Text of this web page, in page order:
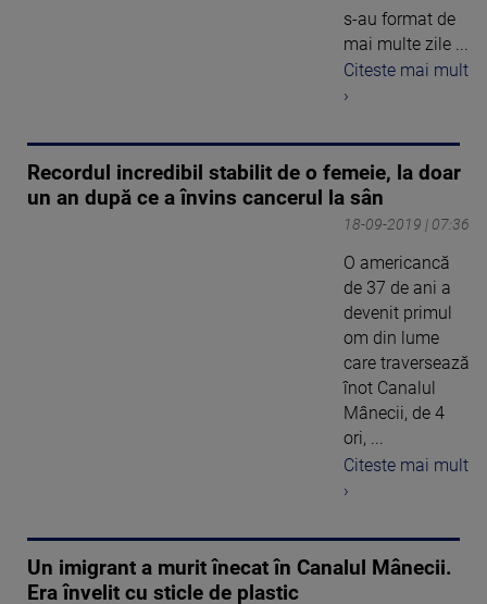
s-au format de
mai multe zile ...
Citeste mai mult
›
Recordul incredibil stabilit de o femeie, la doar
un an după ce a învins cancerul la sân
18-09-2019 | 07:36
O americancă
de 37 de ani a
devenit primul
om din lume
care traversează
înot Canalul
Mânecii, de 4
ori, ...
Citeste mai mult
›
Un imigrant a murit înecat în Canalul Mânecii.
Era învelit cu sticle de plastic